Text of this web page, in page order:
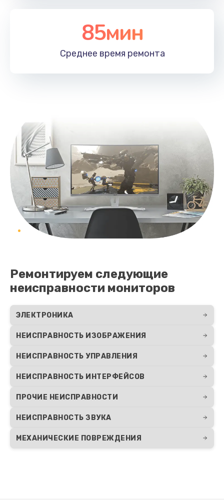
85мин
Среднее время ремонта
Ремонтируем следующие
неисправности мониторов
ЭЛЕКТРОНИКА
НЕИСПРАВНОСТЬ ИЗОБРАЖЕНИЯ
НЕИСПРАВНОСТЬ УПРАВЛЕНИЯ
НЕИСПРАВНОСТЬ ИНТЕРФЕЙСОВ
ПРОЧИЕ НЕИСПРАВНОСТИ
НЕИСПРАВНОСТЬ ЗВУКА
МЕХАНИЧЕСКИЕ ПОВРЕЖДЕНИЯ